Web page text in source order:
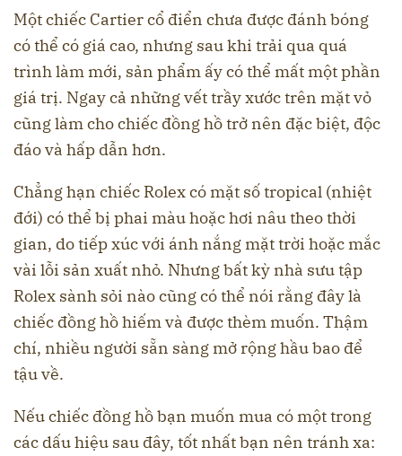
Một chiếc Cartier cổ điển chưa được đánh bóng
có thể có giá cao, nhưng sau khi trải qua quá
trình làm mới, sản phẩm ấy có thể mất một phần
giá trị. Ngay cả những vết trầy xước trên mặt vỏ
cũng làm cho chiếc đồng hồ trở nên đặc biệt, độc
đáo và hấp dẫn hơn.
Chẳng hạn chiếc Rolex có mặt số tropical (nhiệt
đới) có thể bị phai màu hoặc hơi nâu theo thời
gian, do tiếp xúc với ánh nắng mặt trời hoặc mắc
vài lỗi sản xuất nhỏ. Nhưng bất kỳ nhà sưu tập
Rolex sành sỏi nào cũng có thể nói rằng đây là
chiếc đồng hồ hiếm và được thèm muốn. Thậm
chí, nhiều người sẵn sàng mở rộng hầu bao để
tậu về.
Nếu chiếc đồng hồ bạn muốn mua có một trong
các dấu hiệu sau đây, tốt nhất bạn nên tránh xa: